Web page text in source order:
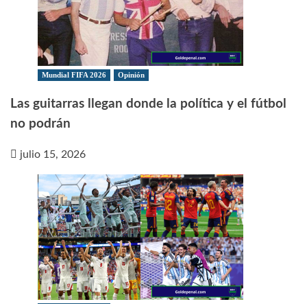
Mundial FIFA 2026 Opinión
Las guitarras llegan donde la política y el fútbol
no podrán
julio 15, 2026